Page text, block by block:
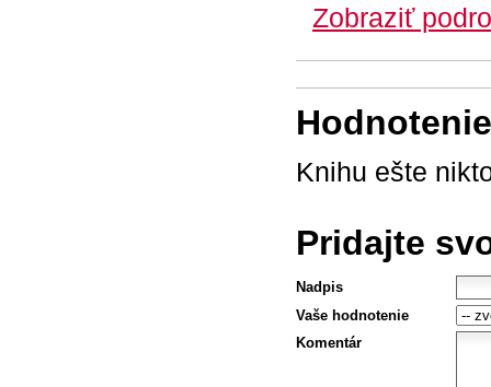
Zobraziť
Knihu ešte
Pridajte
Nadpis
Vaše hodnotenie
Komentár